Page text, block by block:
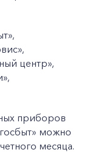
центр»,
приборов
можно
месяца.